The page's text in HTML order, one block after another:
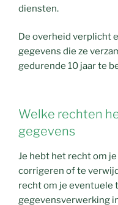
diensten.
De overheid verplicht
gegevens die ze
gedurende 10 jaar te
Welke rechten
gegevens
Je hebt het recht om
corrigeren of te
recht om je eventuele
gegevensverwerking